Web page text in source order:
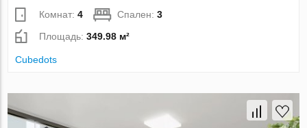
Комнат:4 Спален:3
Площадь:349.98 м²
Cubedots